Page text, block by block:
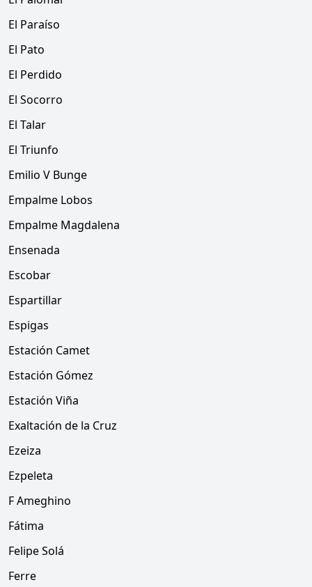
El Paraíso
El Pato
El Perdido
El Socorro
El Talar
El Triunfo
Emilio V Bunge
Empalme Lobos
Empalme Magdalena
Ensenada
Escobar
Espartillar
Espigas
Estación Camet
Estación Gómez
Estación Viña
Exaltación de la Cruz
Ezeiza
Ezpeleta
F Ameghino
Fátima
Felipe Solá
Ferre